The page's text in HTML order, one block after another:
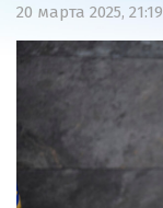
20 марта 2025, 21:19